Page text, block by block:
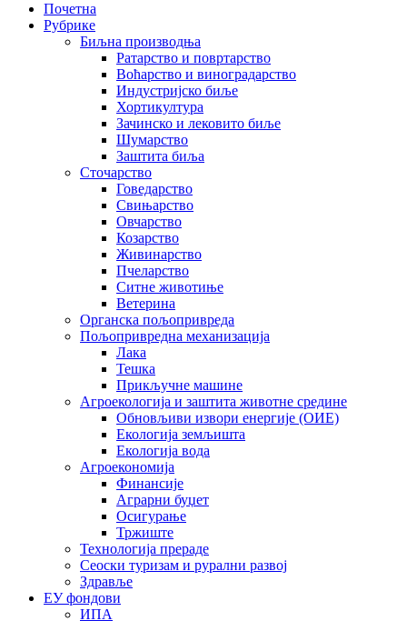
Почетна
Рубрике
Биљна производња
Ратарство и повртарство
Воћарство и виноградарство
Индустријско биље
Хортикултура
Зачинско и лековито биље
Шумарство
Заштита биља
Сточарство
Говедарство
Свињарство
Овчарство
Козарство
Живинарство
Пчеларство
Ситне животиње
Ветерина
Органска пољопривреда
Пољопривредна механизација
Лака
Тешка
Прикључне машине
Агроекологија и заштита животне средине
Обновљиви извори енергије (ОИЕ)
Екологија земљишта
Екологија вода
Агроекономија
Финансије
Аграрни буџет
Осигурање
Тржиште
Технологија прераде
Сеоски туризам и рурални развој
Здравље
ЕУ фондови
ИПА